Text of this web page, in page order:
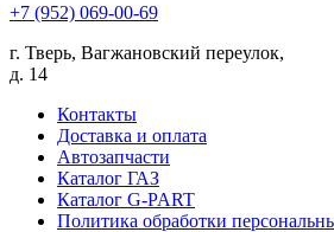
+7 (952) 069-00-69
г. Тверь, Вагжановский переулок,
д. 14
Контакты
Доставка и оплата
Автозапчасти
Каталог ГАЗ
Каталог G-PART
Политика обработки